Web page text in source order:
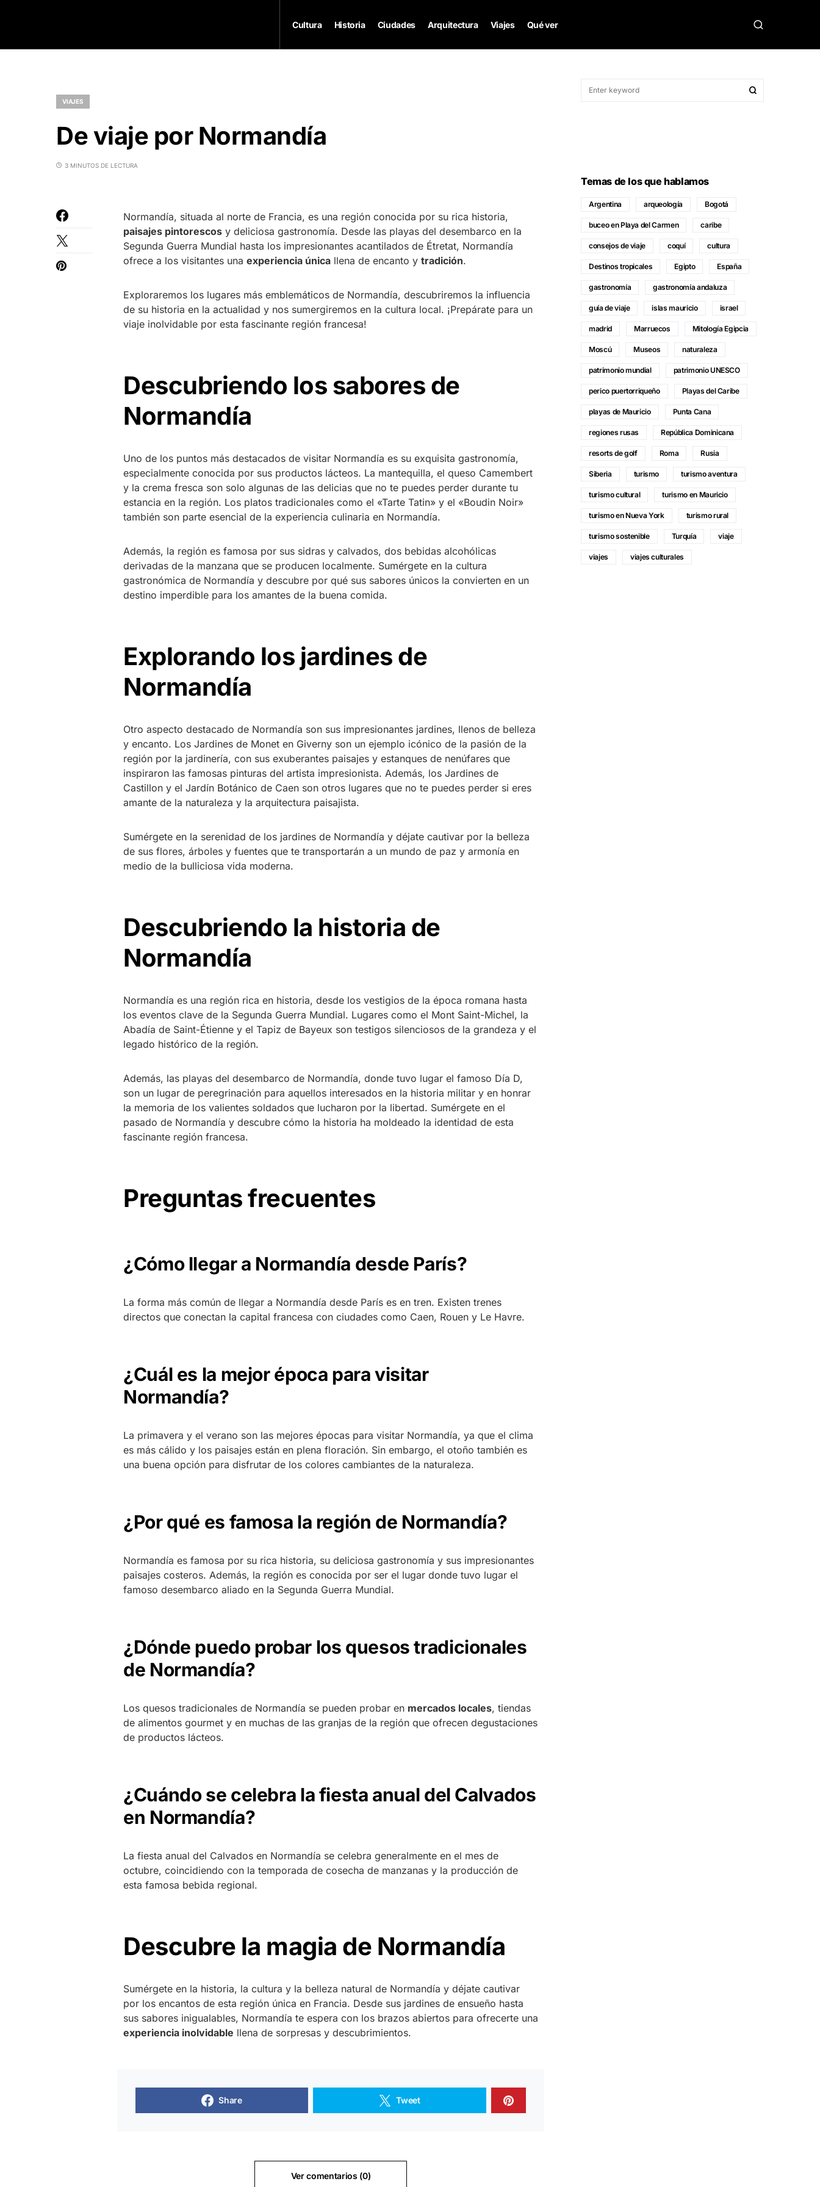
Cultura Historia Ciudades Arquitectura Viajes Qué ver
VIAJES
De viaje por Normandía
3 MINUTOS DE LECTURA
Normandía, situada al norte de Francia, es una región conocida por su rica historia,
paisajes pintorescos y deliciosa gastronomía. Desde las playas del desembarco en la
Segunda Guerra Mundial hasta los impresionantes acantilados de Étretat, Normandía
ofrece a los visitantes una experiencia única llena de encanto y tradición.
Exploraremos los lugares más emblemáticos de Normandía, descubriremos la influencia
de su historia en la actualidad y nos sumergiremos en la cultura local. ¡Prepárate para un
viaje inolvidable por esta fascinante región francesa!
Descubriendo los sabores de
Normandía
Uno de los puntos más destacados de visitar Normandía es su exquisita gastronomía,
especialmente conocida por sus productos lácteos. La mantequilla, el queso Camembert
y la crema fresca son solo algunas de las delicias que no te puedes perder durante tu
estancia en la región. Los platos tradicionales como el «Tarte Tatin» y el «Boudin Noir»
también son parte esencial de la experiencia culinaria en Normandía.
Además, la región es famosa por sus sidras y calvados, dos bebidas alcohólicas
derivadas de la manzana que se producen localmente. Sumérgete en la cultura
gastronómica de Normandía y descubre por qué sus sabores únicos la convierten en un
destino imperdible para los amantes de la buena comida.
Explorando los jardines de
Normandía
Otro aspecto destacado de Normandía son sus impresionantes jardines, llenos de belleza
y encanto. Los Jardines de Monet en Giverny son un ejemplo icónico de la pasión de la
región por la jardinería, con sus exuberantes paisajes y estanques de nenúfares que
inspiraron las famosas pinturas del artista impresionista. Además, los Jardines de
Castillon y el Jardín Botánico de Caen son otros lugares que no te puedes perder si eres
amante de la naturaleza y la arquitectura paisajista.
Sumérgete en la serenidad de los jardines de Normandía y déjate cautivar por la belleza
de sus flores, árboles y fuentes que te transportarán a un mundo de paz y armonía en
medio de la bulliciosa vida moderna.
Descubriendo la historia de
Normandía
Normandía es una región rica en historia, desde los vestigios de la época romana hasta
los eventos clave de la Segunda Guerra Mundial. Lugares como el Mont Saint-Michel, la
Abadía de Saint-Étienne y el Tapiz de Bayeux son testigos silenciosos de la grandeza y el
legado histórico de la región.
Además, las playas del desembarco de Normandía, donde tuvo lugar el famoso Día D,
son un lugar de peregrinación para aquellos interesados en la historia militar y en honrar
la memoria de los valientes soldados que lucharon por la libertad. Sumérgete en el
pasado de Normandía y descubre cómo la historia ha moldeado la identidad de esta
fascinante región francesa.
Preguntas frecuentes
¿Cómo llegar a Normandía desde París?
La forma más común de llegar a Normandía desde París es en tren. Existen trenes
directos que conectan la capital francesa con ciudades como Caen, Rouen y Le Havre.
¿Cuál es la mejor época para visitar
Normandía?
La primavera y el verano son las mejores épocas para visitar Normandía, ya que el clima
es más cálido y los paisajes están en plena floración. Sin embargo, el otoño también es
una buena opción para disfrutar de los colores cambiantes de la naturaleza.
¿Por qué es famosa la región de Normandía?
Normandía es famosa por su rica historia, su deliciosa gastronomía y sus impresionantes
paisajes costeros. Además, la región es conocida por ser el lugar donde tuvo lugar el
famoso desembarco aliado en la Segunda Guerra Mundial.
¿Dónde puedo probar los quesos tradicionales
de Normandía?
Los quesos tradicionales de Normandía se pueden probar en mercados locales, tiendas
de alimentos gourmet y en muchas de las granjas de la región que ofrecen degustaciones
de productos lácteos.
¿Cuándo se celebra la fiesta anual del Calvados
en Normandía?
La fiesta anual del Calvados en Normandía se celebra generalmente en el mes de
octubre, coincidiendo con la temporada de cosecha de manzanas y la producción de
esta famosa bebida regional.
Descubre la magia de Normandía
Sumérgete en la historia, la cultura y la belleza natural de Normandía y déjate cautivar
por los encantos de esta región única en Francia. Desde sus jardines de ensueño hasta
sus sabores inigualables, Normandía te espera con los brazos abiertos para ofrecerte una
experiencia inolvidable llena de sorpresas y descubrimientos.
Share Tweet
Ver comentarios (0)
Temas de los que hablamos
Argentina arqueología Bogotá
buceo en Playa del Carmen caribe
consejos de viaje coquí cultura
Destinos tropicales Egipto España
gastronomía gastronomía andaluza
guía de viaje islas mauricio israel
madrid Marruecos Mitología Egipcia
Moscú Museos naturaleza
patrimonio mundial patrimonio UNESCO
perico puertorriqueño Playas del Caribe
playas de Mauricio Punta Cana
regiones rusas República Dominicana
resorts de golf Roma Rusia
Siberia turismo turismo aventura
turismo cultural turismo en Mauricio
turismo en Nueva York turismo rural
turismo sostenible Turquía viaje
viajes viajes culturales